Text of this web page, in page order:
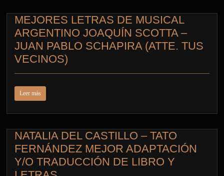
MEJORES LETRAS DE MUSICAL
ARGENTINO JOAQUÍN SCOTTA –
JUAN PABLO SCHAPIRA (ATTE. TUS
VECINOS)
Leer más
NATALIA DEL CASTILLO – TATO
FERNÁNDEZ MEJOR ADAPTACIÓN
Y/O TRADUCCIÓN DE LIBRO Y